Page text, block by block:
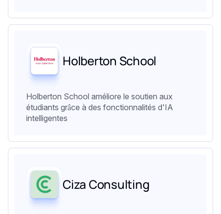
Holberton School
Holberton School améliore le soutien aux
étudiants grâce à des fonctionnalités d'IA
intelligentes
Ciza Consulting